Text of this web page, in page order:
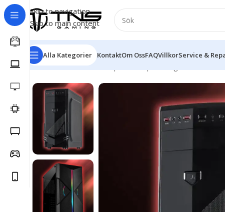
Skip to navigation
Skip to main content
Alla Kategorier KontaktOm OssFAQVillkorService &
Hem/Stationär dator